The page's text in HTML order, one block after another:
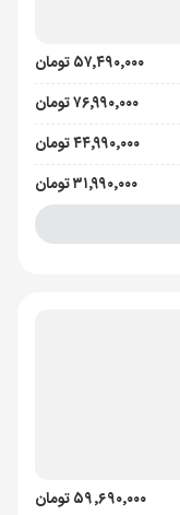
۵۷٬۴۹۰٬۰۰۰ تومان
۷۶٬۹۹۰٬۰۰۰ تومان
۴۴٬۹۹۰٬۰۰۰ تومان
۳۱٬۹۹۰٬۰۰۰ تومان
۵۹٬۶۹۰٬۰۰۰ تومان